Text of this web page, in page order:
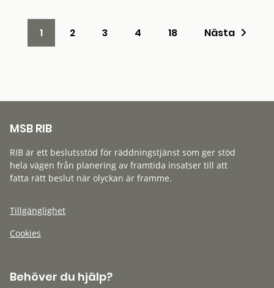
1 2 3 4 18 Nästa
MSB RIB
RIB är ett beslutsstöd för räddningstjänst som ger stöd
hela vägen från planering av framtida insatser till att
fatta rätt beslut när olyckan är framme.
Tillgänglighet
Cookies
Behöver du hjälp?